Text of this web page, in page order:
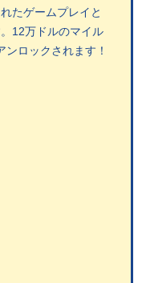
たゲームプレイと
12万ドルのマイル
ロックされます！